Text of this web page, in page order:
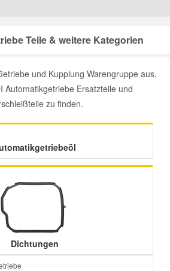
Teile & weitere Kategorien
und Kupplung Warengruppe aus,
Automatikgetriebe Ersatzteile und
zu finden.
Dichtungen